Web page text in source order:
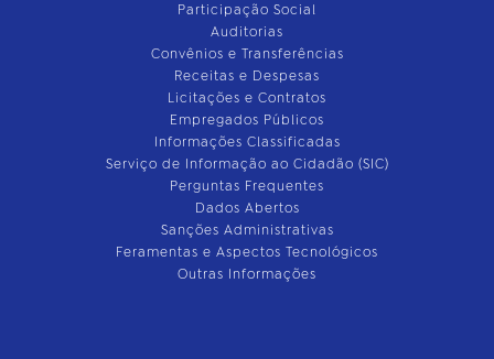
Participação Social
Auditorias
Convênios e Transferências
Receitas e Despesas
Licitações e Contratos
Empregados Públicos
Informações Classificadas
Serviço de Informação ao Cidadão (SIC)
Perguntas Frequentes
Dados Abertos
Sanções Administrativas
Feramentas e Aspectos Tecnológicos
Outras Informações